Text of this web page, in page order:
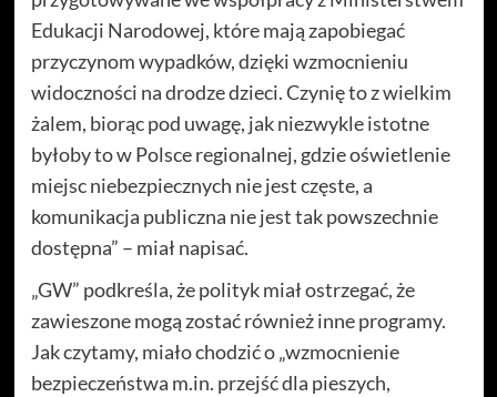
Edukacji Narodowej, które mają zapobiegać
przyczynom wypadków, dzięki wzmocnieniu
widoczności na drodze dzieci. Czynię to z wielkim
żalem, biorąc pod uwagę, jak niezwykle istotne
byłoby to w Polsce regionalnej, gdzie oświetlenie
miejsc niebezpiecznych nie jest częste, a
komunikacja publiczna nie jest tak powszechnie
dostępna” – miał napisać.
„GW” podkreśla, że polityk miał ostrzegać, że
zawieszone mogą zostać również inne programy.
Jak czytamy, miało chodzić o „wzmocnienie
bezpieczeństwa m.in. przejść dla pieszych,